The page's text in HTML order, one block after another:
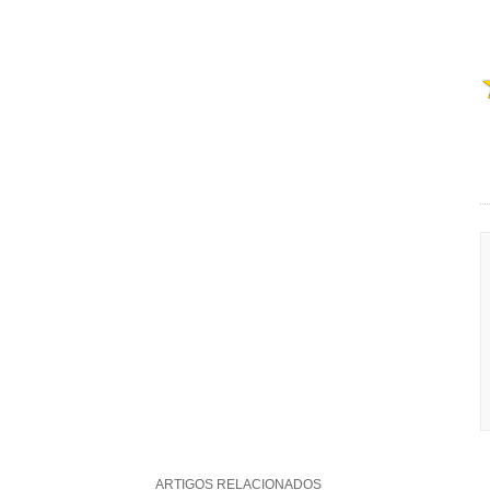
ARTIGOS RELACIONADOS